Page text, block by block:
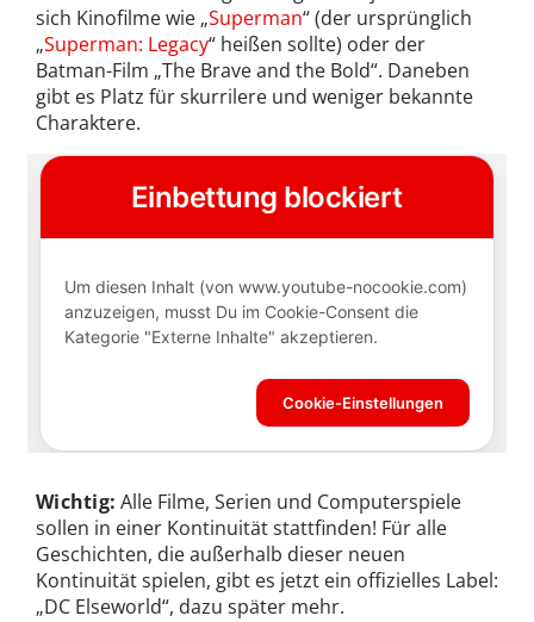
sich Kinofilme wie „Superman“ (der ursprünglich
„Superman: Legacy“ heißen sollte) oder der
Batman-Film „The Brave and the Bold“. Daneben
gibt es Platz für skurrilere und weniger bekannte
Charaktere.
Wichtig: Alle Filme, Serien und Computerspiele
sollen in einer Kontinuität stattfinden! Für alle
Geschichten, die außerhalb dieser neuen
Kontinuität spielen, gibt es jetzt ein offizielles Label:
„DC Elseworld“, dazu später mehr.